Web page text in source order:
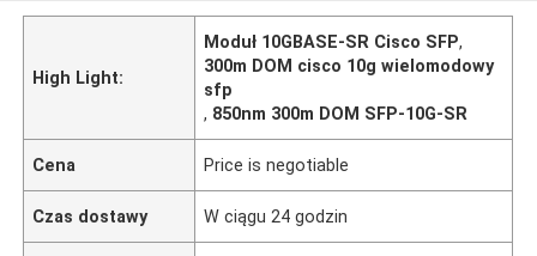
High Light:
Moduł 10GBASE-SR Cisco SFP,
300m DOM cisco 10g wielomodowy
sfp
, 850nm 300m DOM SFP-10G-SR
Cena Price is negotiable
Czas dostawy W ciągu 24 godzin